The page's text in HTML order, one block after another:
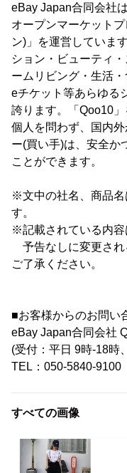
eBay Japan合同会社
オープンマーケット
ン)」を運営していま
ション・ビューティ
ームリビング・生活
eチケット等あらゆる
誇ります。「Qoo10
個人を問わず、国内
ー(買い手)は、安全か
ことができます。
※文中の社名、商品
す。
※記載されている内容
予告なしに変更され
ご了承ください。
■お客様からのお問い
eBay Japan合同会社
(受付：平日 9時-18時
TEL：050-5840-9100
すべての画像